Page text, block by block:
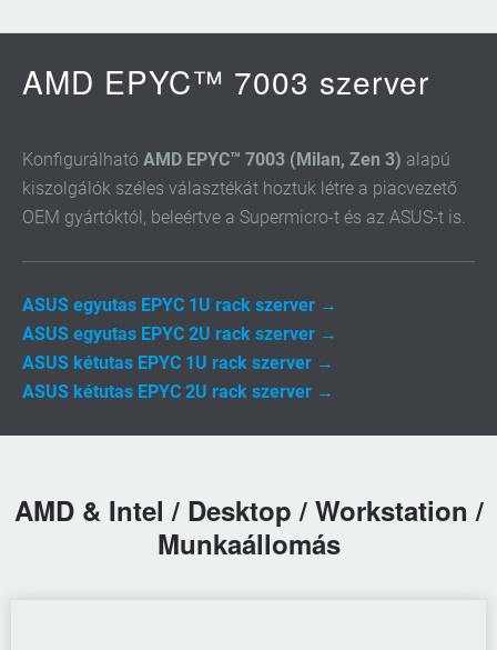
AMD EPYC™ 7003 szerver
Konfigurálható AMD EPYC™ 7003 (Milan, Zen 3) alapú
kiszolgálók széles választékát hoztuk létre a piacvezető
OEM gyártóktól, beleértve a Supermicro-t és az ASUS-t is.
ASUS egyutas EPYC 1U rack szerver →
ASUS egyutas EPYC 2U rack szerver →
ASUS kétutas EPYC 1U rack szerver →
ASUS kétutas EPYC 2U rack szerver →
AMD & Intel / Desktop / Workstation /
Munkaállomás